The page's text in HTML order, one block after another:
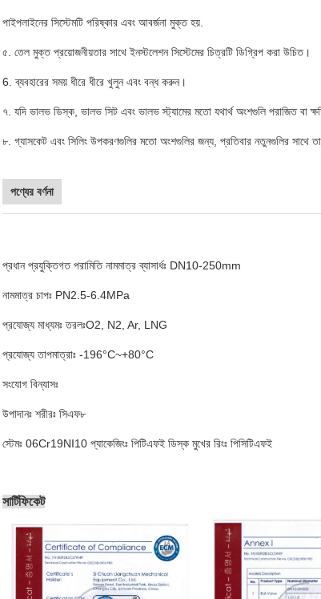
পাইপলাইনের সিস্টেমটি পরিষ্কার এবং আবর্জনা মুক্ত হয়.
৫. তেল মুক্ত প্রয়োজনীয়তার সাথে ইনস্টলেশন সিস্টেমের চিত্রটি ডিগ্রিপ করা উচিত।
6. ব্যবহারের সময় ধীরে ধীরে খুলুন এবং বন্ধ করুন।
৭. যদি ভালভ ডিস্ক, ভালভ সিট এবং ভালভ স্ট্যামের মতো যথার্থ অংশগুলি পরাজিত বা
৮. গ্যাসকেট এবং সিলিং উপকরণগুলির মতো অংশগুলির জন্য, প্রতিবার নতুনগুলির সাথে
পণ্যের বর্ণনা
প্রধান প্রযুক্তিগত পরামিতি নামমাত্র ব্যাসার্ধঃ DN10-250mm
নামমাত্র চাপঃ PN2.5-6.4MPa
প্রযোজ্য মাধ্যমঃ তরলঃO2, N2, Ar, LNG
প্রযোজ্য তাপমাত্রাঃ -196°C~+80°C
সংযোগ বিন্যাসঃ
উপাদানঃ শরীরঃ সিএফ৮
স্টেমঃ 06Cr19NI10 প্যাকেজিংঃ পিটিএফই ডিস্ক মুখের রিংঃ পিসিটিএফই
সার্টিফিকেট